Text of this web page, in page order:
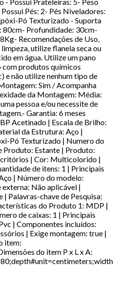
Pés: 2- Pés Niveladores:
Pó Texturizado - Suporta
Profundidade: 30cm-
Recomendações de Uso,
utilize flanela seca ou
em água. Utilize um pano
com produtos químicos
e não utilize nenhum tipo de
Sim / Acompanha
da Montagem: Média:
pessoa e/ou necessite de
Garantia: 6 meses
Acetinado | Escala de Brilho:
da Estrutura: Aço |
Pó Texturizado | Numero do
Produto: Estante | Produto:
| Cor: Multicolorido |
de itens: 1 | Principais
| Número do modelo:
Não aplicável |
| Palavras-chave de Pesquisa:
do Produto 1: MDP |
de caixas: 1 | Principais
| Componentes incluídos:
| Exige montagem: true |
item:
do item P x L x A: